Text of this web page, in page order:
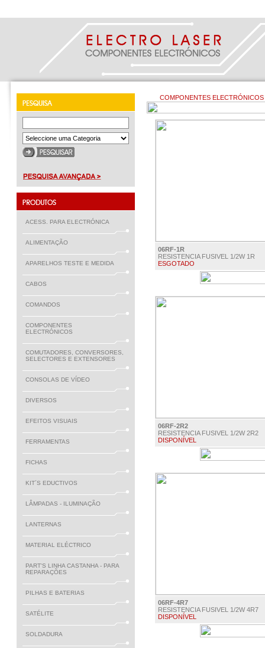
ACESS. PARA ELECTRÓNICA
ALIMENTAÇÃO
APARELHOS TESTE E MEDIDA
CABOS
COMANDOS
COMPONENTES
ELECTRÓNICOS
COMUTADORES, CONVERSORES,
SELECTORES E EXTENSORES
CONSOLAS DE VÍDEO
DIVERSOS
EFEITOS VISUAIS
FERRAMENTAS
FICHAS
KIT´S EDUCTIVOS
LÂMPADAS - ILUMINAÇÃO
LANTERNAS
MATERIAL ELÉCTRICO
PART'S LINHA CASTANHA - PARA
REPARAÇÕES
PILHAS E BATERIAS
SATÉLITE
SOLDADURA
COMPONENTES
06RF-1R
RESISTENCIA FUSIVEL 1/2W 1R
ESGOTADO
06RF-2R2
RESISTENCIA FUSIVEL 1/2W 2R2
DISPONÍVEL
06RF-4R7
RESISTENCIA FUSIVEL 1/2W 4R7
DISPONÍVEL